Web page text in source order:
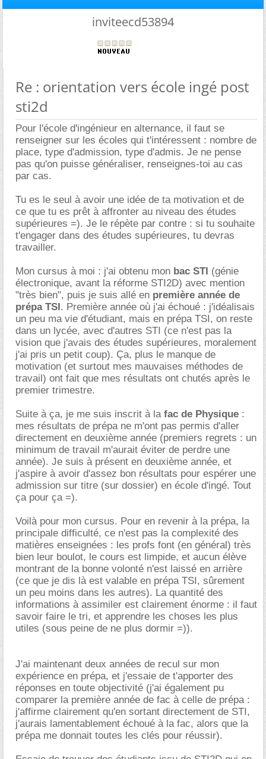
inviteecd53894
Re : orientation vers école ingé post
sti2d
Pour l'école d'ingénieur en alternance, il faut se
renseigner sur les écoles qui t'intéressent : nombre de
place, type d'admission, type d'admis. Je ne pense
pas qu'on puisse généraliser, renseignes-toi au cas
par cas.
Tu es le seul à avoir une idée de ta motivation et de
ce que tu es prêt à affronter au niveau des études
supérieures =). Je le répète par contre : si tu souhaite
t'engager dans des études supérieures, tu devras
travailler.
Mon cursus à moi : j'ai obtenu mon bac STI (génie
électronique, avant la réforme STI2D) avec mention
"très bien", puis je suis allé en première année de
prépa TSI. Première année où j'ai échoué : j'idéalisais
un peu ma vie d'étudiant, mais en prépa TSI, on reste
dans un lycée, avec d'autres STI (ce n'est pas la
vision que j'avais des études supérieures, moralement
j'ai pris un petit coup). Ça, plus le manque de
motivation (et surtout mes mauvaises méthodes de
travail) ont fait que mes résultats ont chutés après le
premier trimestre.
Suite à ça, je me suis inscrit à la fac de Physique :
mes résultats de prépa ne m'ont pas permis d'aller
directement en deuxième année (premiers regrets : un
minimum de travail m'aurait éviter de perdre une
année). Je suis à présent en deuxième année, et
j'aspire à avoir d'assez bon résultats pour espérer une
admission sur titre (sur dossier) en école d'ingé. Tout
ça pour ça =).
Voilà pour mon cursus. Pour en revenir à la prépa, la
principale difficulté, ce n'est pas la complexité des
matières enseignées : les profs font (en général) très
bien leur boulot, le cours est limpide, et aucun élève
montrant de la bonne volonté n'est laissé en arrière
(ce que je dis là est valable en prépa TSI, sûrement
un peu moins dans les autres). La quantité des
informations à assimiler est clairement énorme : il faut
savoir faire le tri, et apprendre les choses les plus
utiles (sous peine de ne plus dormir =)).
J'ai maintenant deux années de recul sur mon
expérience en prépa, et j'essaie de t'apporter des
réponses en toute objectivité (j'ai également pu
comparer la première année de fac à celle de prépa :
j'affirme clairement qu'en sortant directement de STI,
j'aurais lamentablement échoué à la fac, alors que la
prépa me donnait toutes les clés pour réussir).